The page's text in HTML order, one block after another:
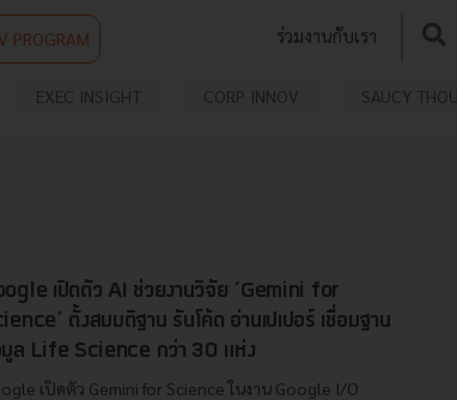
PROGRAM ร่วมงานกับเรา
EXEC INSIGHT CORP INNOV SAUCY
เปิดตัว AI ช่วยงานวิจัย ‘Gemini for
ตั้งสมมติฐาน รันโค้ด อ่านเปเปอร์ เชื่อมฐาน
ล Life Science กว่า 30 แห่ง
เปิดตัว Gemini for Science ในงาน Google I/O